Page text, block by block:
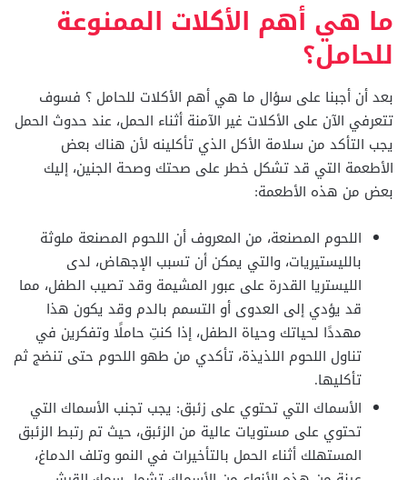
ما هي أهم الأكلات الممنوعة
للحامل؟
بعد أن أجبنا على سؤال ما هي أهم الأكلات للحامل ؟ فسوف
تتعرفي الآن على الأكلات غير الآمنة أثناء الحمل، عند حدوث الحمل
يجب التأكد من سلامة الأكل الذي تأكلينه لأن هناك بعض
الأطعمة التي قد تشكل خطر على صحتك وصحة الجنين، إليك
بعض من هذه الأطعمة:
اللحوم المصنعة، من المعروف أن اللحوم المصنعة ملوثة
بالليستيريات، والتي يمكن أن تسبب الإجهاض، لدى
الليستريا القدرة على عبور المشيمة وقد تصيب الطفل، مما
قد يؤدي إلى العدوى أو التسمم بالدم وقد يكون هذا
مهددًا لحياتك وحياة الطفل، إذا كنتِ حاملًا وتفكرين في
تناول اللحوم اللذيذة، تأكدي من طهو اللحوم حتى تنضج ثم
تأكليها.
الأسماك التي تحتوي على زئبق: يجب تجنب الأسماك التي
تحتوي على مستويات عالية من الزئبق، حيث تم رتبط الزئبق
المستهلك أثناء الحمل بالتأخيرات في النمو وتلف الدماغ،